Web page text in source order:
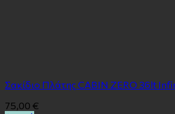
Σακίδιο Πλάτης CABIN ZERO 36lt
75,00 €